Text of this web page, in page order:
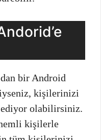
bir Android
kişilerinizi
ediyor olabilirsiniz.
kişilerle